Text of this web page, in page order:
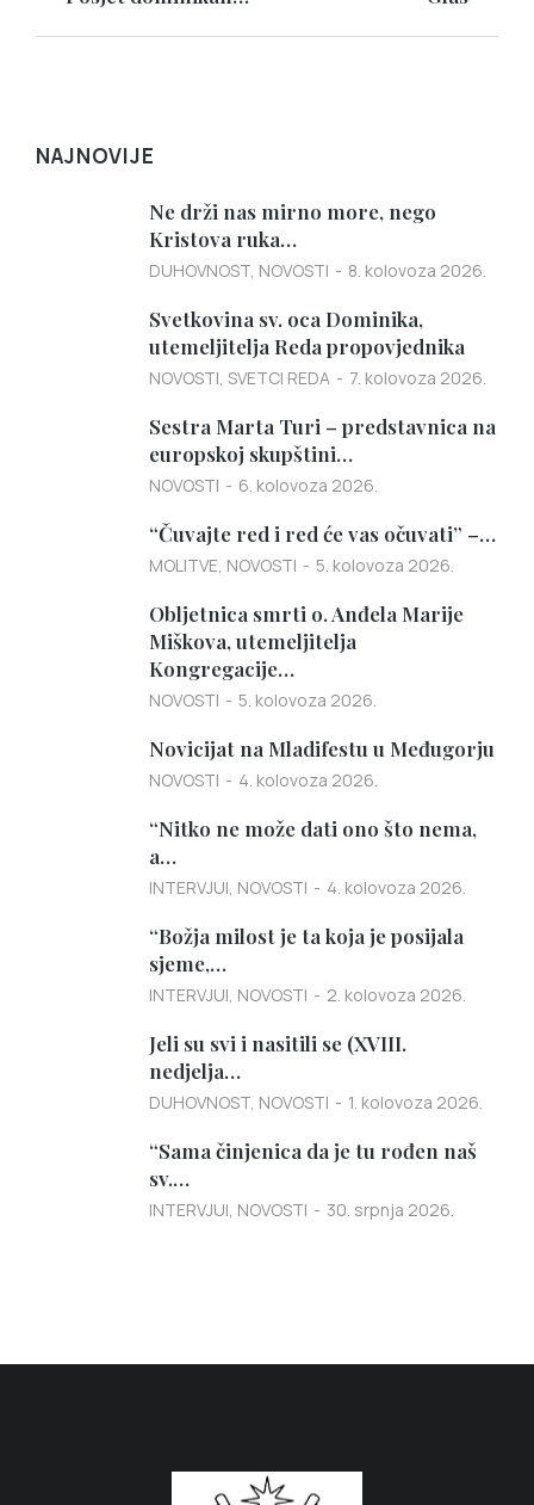
NAJNOVIJE
Ne drži nas mirno more, nego
Kristova ruka…
DUHOVNOST, NOVOSTI 8. kolovoza 2026.
Svetkovina sv. oca Dominika,
utemeljitelja Reda propovjednika
NOVOSTI, SVETCI REDA 7. kolovoza 2026.
Sestra Marta Turi – predstavnica na
europskoj skupštini…
NOVOSTI 6. kolovoza 2026.
“Čuvajte red i red će vas očuvati” –…
MOLITVE, NOVOSTI 5. kolovoza 2026.
Obljetnica smrti o. Anđela Marije
Miškova, utemeljitelja
Kongregacije…
NOVOSTI 5. kolovoza 2026.
Novicijat na Mladifestu u Međugorju
NOVOSTI 4. kolovoza 2026.
“Nitko ne može dati ono što nema,
a…
INTERVJUI, NOVOSTI 4. kolovoza 2026.
“Božja milost je ta koja je posijala
sjeme,…
INTERVJUI, NOVOSTI 2. kolovoza 2026.
Jeli su svi i nasitili se (XVIII.
nedjelja…
DUHOVNOST, NOVOSTI 1. kolovoza 2026.
“Sama činjenica da je tu rođen naš
sv.…
INTERVJUI, NOVOSTI 30. srpnja 2026.